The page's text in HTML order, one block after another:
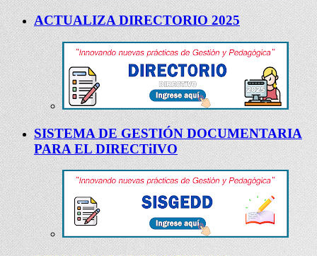
ACTUALIZA DIRECTORIO 2025
SISTEMA DE GESTIÓN DOCUMENTARIA
PARA EL DIRECTiIVO